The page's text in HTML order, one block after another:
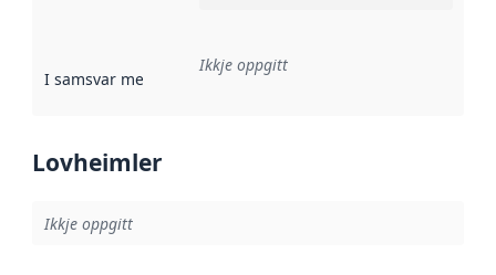
I samsvar med Referanse til ei implementeringsregel eller
Ikkje oppgitt
Lovheimler
Ikkje oppgitt